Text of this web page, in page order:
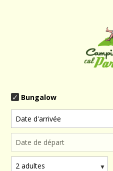
Bungalow
Date d'arrivée
Date de départ
2 adultes